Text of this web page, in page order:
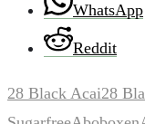
WhatsApp
Reddit
28 Black Acai28